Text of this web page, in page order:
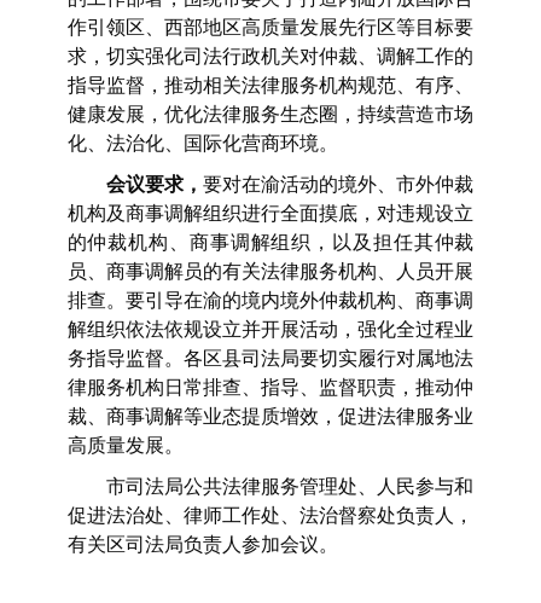
作引领区、‌西部地区高质量发展先行区等目标要
求，切实强化司法行政机关对仲裁、调解工作的
指导监督，推动相关法律服务机构规范、有序、
健康发展，优化法律服务生态圈，持续营造市场
化、法治化、国际化营商环境。
会议要求， 要对在渝活动的境外、市外仲裁
机构及商事调解组织进行全面摸底，对违规设立
的仲裁机构、商事调解组织，以及担任其仲裁
员、商事调解员的有关法律服务机构、人员开展
排查。要引导在渝的境内境外仲裁机构、商事调
解组织依法依规设立并开展活动，强化全过程业
务指导监督。各区县司法局要切实履行对属地法
律服务机构日常排查、指导、监督职责，推动仲
裁、商事调解等业态提质增效，促进法律服务业
高质量发展。
市司法局公共法律服务管理处、人民参与和
促进法治处、律师工作处、法治督察处负责人，
有关区司法局负责人参加会议。